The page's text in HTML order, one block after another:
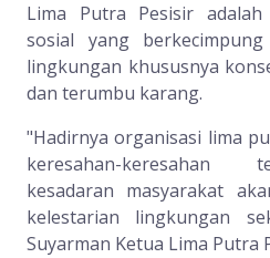
Lima Putra Pesisir
sosial yang
lingkungan khususnya
dan terumbu karang.
"Hadirnya organisasi lima
keresahan-keresahan
kesadaran masyarakat
kelestarian lingkungan
Suyarman Ketua Lima Putra